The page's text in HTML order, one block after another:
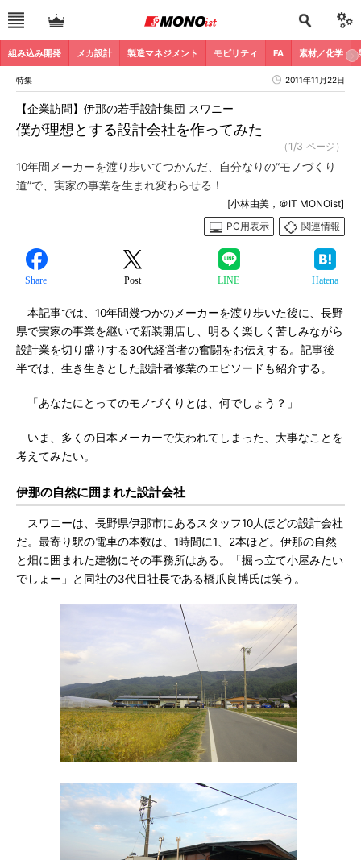
組み込み開発 メカ設計 製造マネジメント モビリティ FA 素材／化学
特集 2011年11月22日
僕が理想とする設計会社を作ってみた
【企業訪問】伊那の若手設計集団 スワニー
（1/3 ページ）
10年間メーカーを渡り歩いてつかんだ、自分なりの“モノづくり
道”で、実家の事業を生まれ変わらせる！
[小林由美，＠IT MONOist]
PC用表示
関連情報
Share Post LINE Hatena
本記事では、10年間幾つかのメーカーを渡り歩いた後に、長野
県で実家の事業を継いで新装開店し、明るく楽しく苦しみながら
設計業を切り盛りする30代経営者の奮闘をお伝えする。記事後
半では、生き生きとした設計者修業のエピソードも紹介する。
「あなたにとってのモノづくりとは、何でしょう？」
いま、多くの日本メーカーで失われてしまった、大事なことを
考えてみたい。
伊那の自然に囲まれた設計会社
スワニーは、長野県伊那市にあるスタッフ10人ほどの設計会社
だ。最寄り駅の電車の本数は、1時間に1、2本ほど。伊那の自然
と畑に囲まれた建物にその事務所はある。「掘っ立て小屋みたい
でしょー」と同社の3代目社長である橋爪良博氏は笑う。